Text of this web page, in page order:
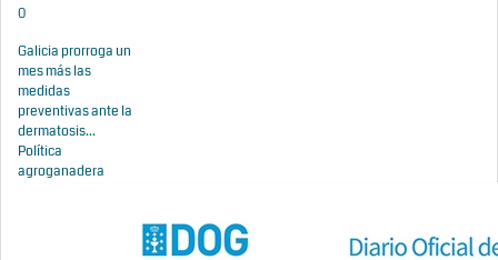
0
Galicia prorroga un
mes más las
medidas
preventivas ante la
dermatosis...
Política
agroganadera